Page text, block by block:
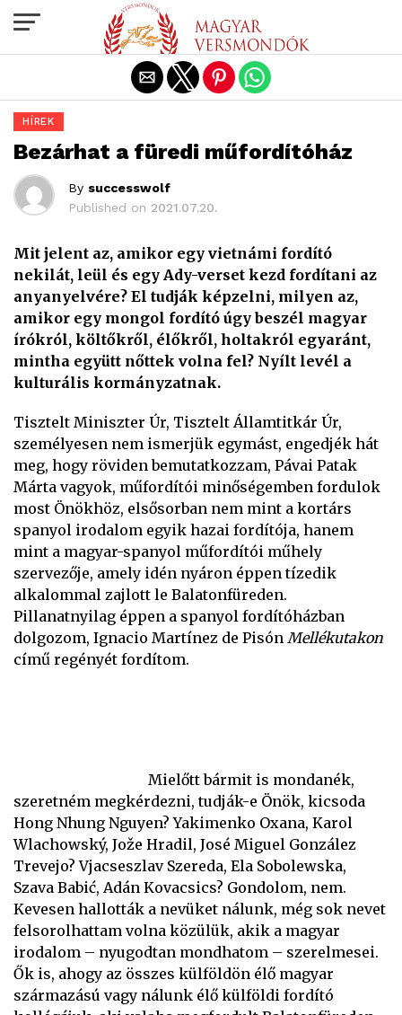
HÍREK
Bezárhat a füredi műfordítóház
By successwolf
Published on 2021.07.20.
Mit jelent az, amikor egy vietnámi fordító
nekilát, leül és egy Ady-verset kezd fordítani az
anyanyelvére? El tudják képzelni, milyen az,
amikor egy mongol fordító úgy beszél magyar
írókról, költőkről, élőkről, holtakról egyaránt,
mintha együtt nőttek volna fel? Nyílt levél a
kulturális kormányzatnak.
Tisztelt Miniszter Úr, Tisztelt Államtitkár Úr,
személyesen nem ismerjük egymást, engedjék hát
meg, hogy röviden bemutatkozzam, Pávai Patak
Márta vagyok, műfordítói minőségemben fordulok
most Önökhöz, elsősorban nem mint a kortárs
spanyol irodalom egyik hazai fordítója, hanem
mint a magyar-spanyol műfordítói műhely
szervezője, amely idén nyáron éppen tízedik
alkalommal zajlott le Balatonfüreden.
Pillanatnyilag éppen a spanyol fordítóházban
dolgozom, Ignacio Martínez de Pisón Mellékutakon
című regényét fordítom.
Mielőtt bármit is mondanék,
szeretném megkérdezni, tudják-e Önök, kicsoda
Hong Nhung Nguyen? Yakimenko Oxana, Karol
Wlachowský, Jože Hradil, José Miguel González
Trevejo? Vjacseszlav Szereda, Ela Sobolewska,
Szava Babić, Adán Kovacsics? Gondolom, nem.
Kevesen hallották a nevüket nálunk, még sok nevet
felsorolhattam volna közülük, akik a magyar
irodalom – nyugodtan mondhatom – szerelmesei.
Ők is, ahogy az összes külföldön élő magyar
származású vagy nálunk élő külföldi fordító
Exit mobile version